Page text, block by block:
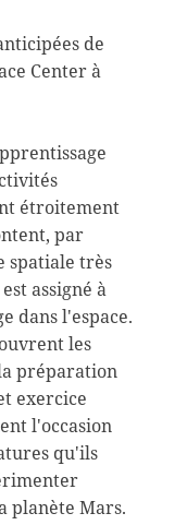
de
Center à
étroitement
par
spatiale très
assigné à
dans l'espace.
les
préparation
exercice
l'occasion
qu'ils
planète Mars.